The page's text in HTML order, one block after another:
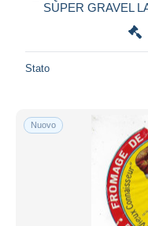
SUPER GRAVEL
Stato
Nuovo